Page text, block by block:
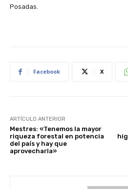
Posadas.
Facebook X
ARTÍCULO ANTERIOR
Mestres: «Tenemos la mayor
riqueza forestal en potencia
del país y hay que
aprovecharla»